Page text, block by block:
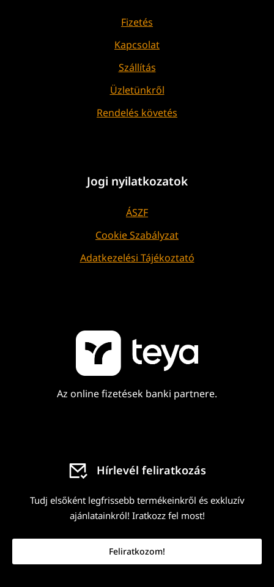
Fizetés
Kapcsolat
Szállítás
Üzletünkről
Rendelés követés
Jogi nyilatkozatok
ÁSZF
Cookie Szabályzat
Adatkezelési Tájékoztató
Az online fizetések banki partnere.
Hírlevél feliratkozás
Tudj elsőként legfrissebb termékeinkről és exkluzív
ajánlatainkról! Iratkozz fel most!
Feliratkozom!